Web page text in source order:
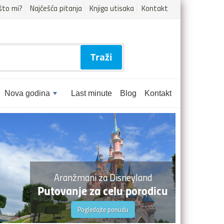
mi? Najčešća pitanja Knjiga utisaka Kontakt
Nova godina Last minute Blog Kontakt
Traži
Aranžmani za Disneyland
Putovanje za celu porodicu
Pogledajte ponudu